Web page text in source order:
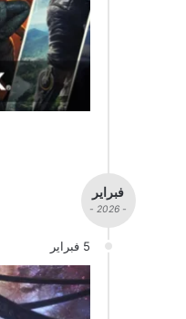
فبراير
- 2026 -
5 فبراير